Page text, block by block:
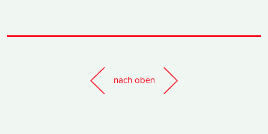
nach oben